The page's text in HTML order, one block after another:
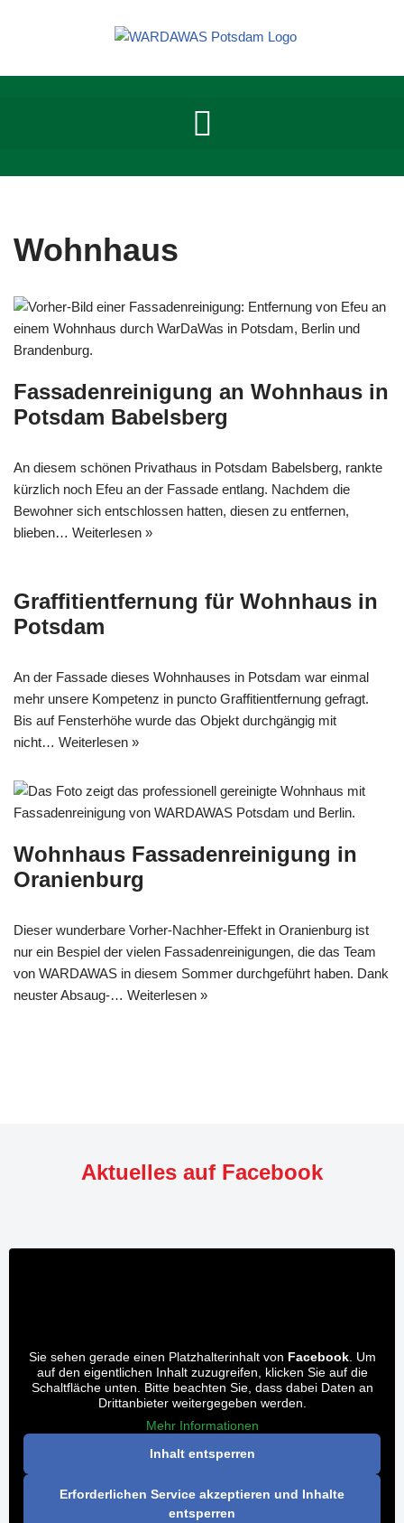
Wohnhaus
Fassadenreinigung an Wohnhaus in
Potsdam Babelsberg
An diesem schönen Privathaus in Potsdam Babelsberg, rankte
kürzlich noch Efeu an der Fassade entlang. Nachdem die
Bewohner sich entschlossen hatten, diesen zu entfernen,
blieben… Weiterlesen »
Graffitientfernung für Wohnhaus in
Potsdam
An der Fassade dieses Wohnhauses in Potsdam war einmal
mehr unsere Kompetenz in puncto Graffitientfernung gefragt.
Bis auf Fensterhöhe wurde das Objekt durchgängig mit
nicht… Weiterlesen »
Wohnhaus Fassadenreinigung in
Oranienburg
Dieser wunderbare Vorher-Nachher-Effekt in Oranienburg ist
nur ein Bespiel der vielen Fassadenreinigungen, die das Team
von WARDAWAS in diesem Sommer durchgeführt haben. Dank
neuster Absaug-… Weiterlesen »
Aktuelles auf Facebook
Sie sehen gerade einen Platzhalterinhalt von Facebook. Um
auf den eigentlichen Inhalt zuzugreifen, klicken Sie auf die
Schaltfläche unten. Bitte beachten Sie, dass dabei Daten an
Drittanbieter weitergegeben werden.
Mehr Informationen
Inhalt entsperren
Erforderlichen Service akzeptieren und Inhalte
entsperren